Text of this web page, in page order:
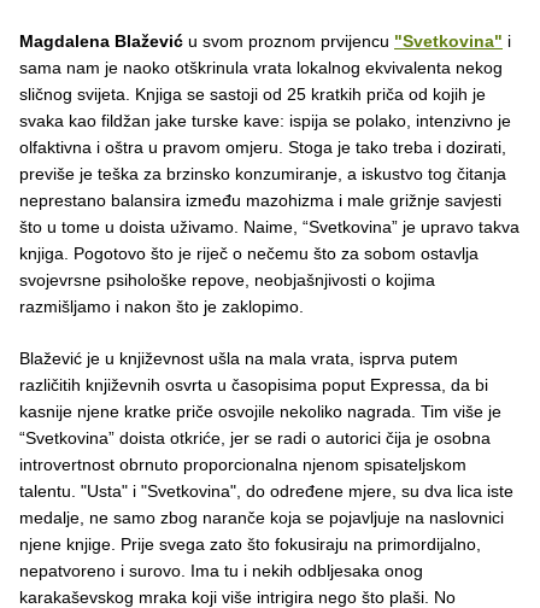
Magdalena Blažević u svom proznom prvijencu "Svetkovina" i
sama nam je naoko otškrinula vrata lokalnog ekvivalenta nekog
sličnog svijeta. Knjiga se sastoji od 25 kratkih priča od kojih je
svaka kao fildžan jake turske kave: ispija se polako, intenzivno je
olfaktivna i oštra u pravom omjeru. Stoga je tako treba i dozirati,
previše je teška za brzinsko konzumiranje, a iskustvo tog čitanja
neprestano balansira između mazohizma i male grižnje savjesti
što u tome u doista uživamo. Naime, “Svetkovina” je upravo takva
knjiga. Pogotovo što je riječ o nečemu što za sobom ostavlja
svojevrsne psihološke repove, neobjašnjivosti o kojima
razmišljamo i nakon što je zaklopimo.
Blažević je u književnost ušla na mala vrata, isprva putem
različitih književnih osvrta u časopisima poput Expressa, da bi
kasnije njene kratke priče osvojile nekoliko nagrada. Tim više je
“Svetkovina” doista otkriće, jer se radi o autorici čija je osobna
introvertnost obrnuto proporcionalna njenom spisateljskom
talentu. "Usta" i "Svetkovina", do određene mjere, su dva lica iste
medalje, ne samo zbog naranče koja se pojavljuje na naslovnici
njene knjige. Prije svega zato što fokusiraju na primordijalno,
nepatvoreno i surovo. Ima tu i nekih odbljesaka onog
karakaševskog mraka koji više intrigira nego što plaši. No